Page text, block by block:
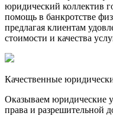
юридический коллектив
помощь в банкротстве
предлагая клиентам
стоимости и качества
Качественные
Оказываем юридические
права и